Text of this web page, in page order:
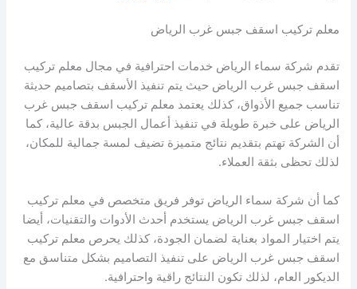
معلم تركيب اسقف جبس غرب الرياض
تقدم شركة سماء الرياض خدمات احترافية في مجال معلم تركيب
اسقف جبس غرب الرياض حيث يتم تنفيذ الأسقف بتصاميم حديثة
تناسب جميع الأذواق، كذلك يعتمد معلم تركيب اسقف جبس غرب
الرياض على خبرة طويلة في تنفيذ أعمال الجبس بدقة عالية، كما
أن الشركة تهتم بتقديم نتائج متميزة تضيف لمسة جمالية للمكان،
لذلك تحظى بثقة العملاء.
كما أن شركة سماء الرياض توفر فريق متخصص في معلم تركيب
اسقف جبس غرب الرياض يستخدم أحدث الأدوات والتقنيات، أيضا
يتم اختيار المواد بعناية لضمان الجودة، كذلك يحرص معلم تركيب
اسقف جبس غرب الرياض على تنفيذ التصاميم بشكل متناسق مع
الديكور العام، لذلك تكون النتائج راقية واحترافية.